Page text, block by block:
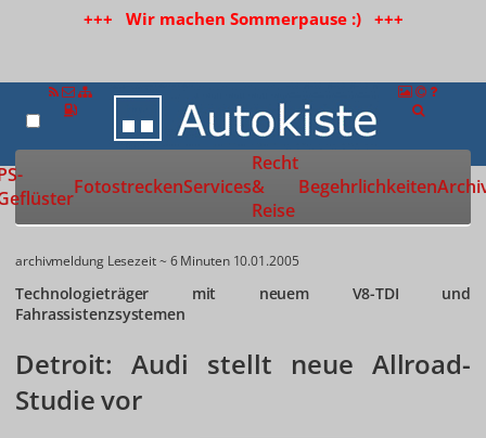
+++ Wir machen Sommerpause :) +++
Zur Startseite
FotostreckenServices
Recht
&
Reise
Begehrlichkeiten
archivmeldung Lesezeit ~ 6 Minuten 10.01.2005
Technologieträger mit neuem V8-TDI und
Fahrassistenzsystemen
Detroit: Audi stellt neue Allroad-
Studie vor